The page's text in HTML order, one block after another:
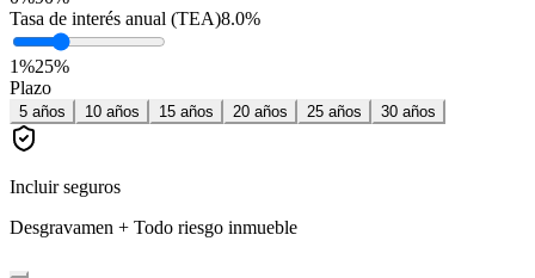
Tasa de interés anual (TEA)8.0%
1%25%
Plazo
5 años 10 años 15 años 20 años 25 años 30 años
Incluir seguros
Desgravamen + Todo riesgo inmueble